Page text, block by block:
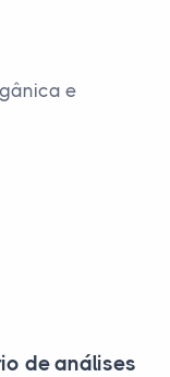
e
de análises